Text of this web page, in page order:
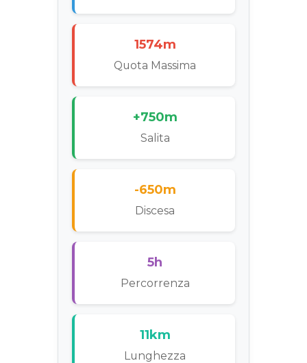
1574m
Quota Massima
+750m
Salita
-650m
Discesa
5h
Percorrenza
11km
Lunghezza